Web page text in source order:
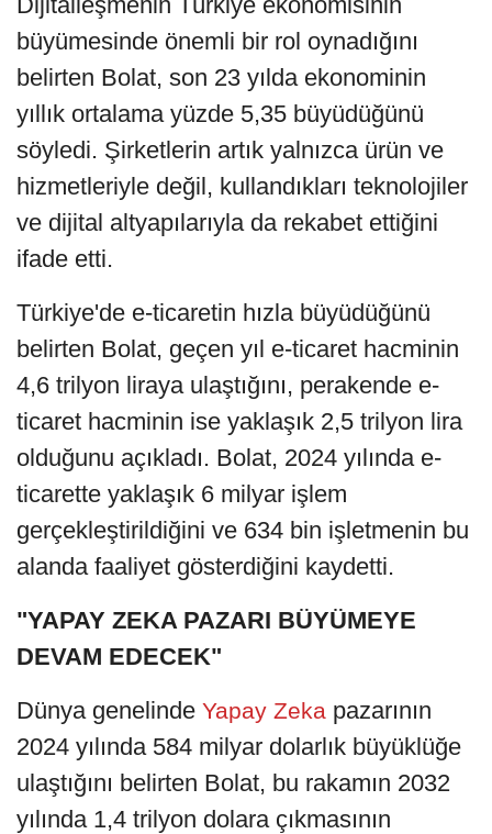
büyümesinde önemli bir rol oynadığını
belirten Bolat, son 23 yılda ekonominin
yıllık ortalama yüzde 5,35 büyüdüğünü
söyledi. Şirketlerin artık yalnızca ürün ve
hizmetleriyle değil, kullandıkları teknolojiler
ve dijital altyapılarıyla da rekabet ettiğini
ifade etti.
Türkiye'de e-ticaretin hızla büyüdüğünü
belirten Bolat, geçen yıl e-ticaret hacminin
4,6 trilyon liraya ulaştığını, perakende e-
ticaret hacminin ise yaklaşık 2,5 trilyon lira
olduğunu açıkladı. Bolat, 2024 yılında e-
ticarette yaklaşık 6 milyar işlem
gerçekleştirildiğini ve 634 bin işletmenin bu
alanda faaliyet gösterdiğini kaydetti.
"YAPAY ZEKA PAZARI BÜYÜMEYE
DEVAM EDECEK"
Dünya genelinde Yapay Zeka pazarının
2024 yılında 584 milyar dolarlık büyüklüğe
ulaştığını belirten Bolat, bu rakamın 2032
yılında 1,4 trilyon dolara çıkmasının